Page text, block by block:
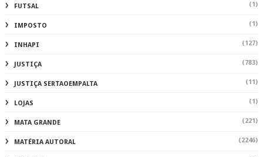
FUTSAL (1)
IMPOSTO (1)
INHAPI (127)
JUSTIÇA (783)
JUSTIÇA SERTAOEMPALTA (11)
LOJAS (1)
MATA GRANDE (221)
MATÉRIA AUTORAL (2246)